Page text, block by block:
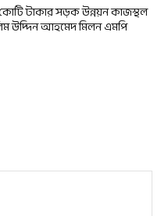
টাকার সড়ক উন্নয়ন কাজস্থল
উদ্দিন আহমেদ মিলন এমপি